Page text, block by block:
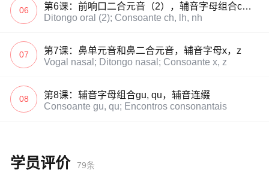
06
第6课：前响口二合元音（2），辅音字母组合ch, lh, nh
Ditongo oral (2); Consoante ch, lh, nh
07
第7课：鼻单元音和鼻二合元音，辅音字母x，z
Vogal nasal; Ditongo nasal; Consoante x, z
08
第8课：辅音字母组合gu, qu，辅音连缀
Consoante gu, qu; Encontros consonantais
学员评价 79条